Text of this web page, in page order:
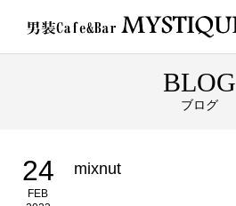
BLOG
ブログ
24
FEB
mixnut